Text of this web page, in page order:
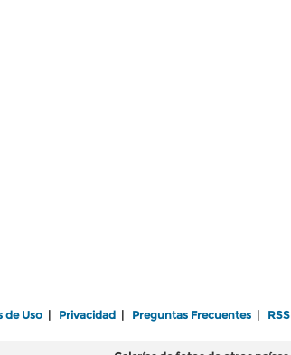
de Uso Privacidad Preguntas Frecuentes RSS